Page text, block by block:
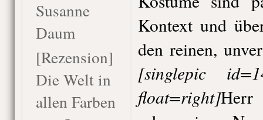
Susanne
Daum
[Rezension]
Die Welt in
allen Farben
Kontext und
den reinen,
[singlepic
float=right]Herr